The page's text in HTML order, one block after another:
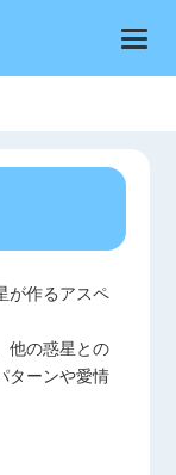
が作るアスペ
他の惑星との
ターンや愛情